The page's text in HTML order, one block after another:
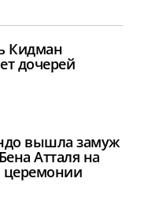
Кидман
дочерей
вышла замуж
Атталя на
церемонии